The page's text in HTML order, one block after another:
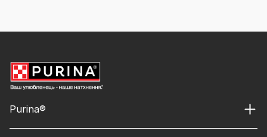
Purina®